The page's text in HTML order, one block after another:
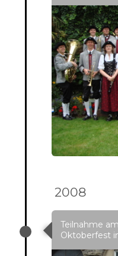
2008
Teilnahme
Oktoberfest